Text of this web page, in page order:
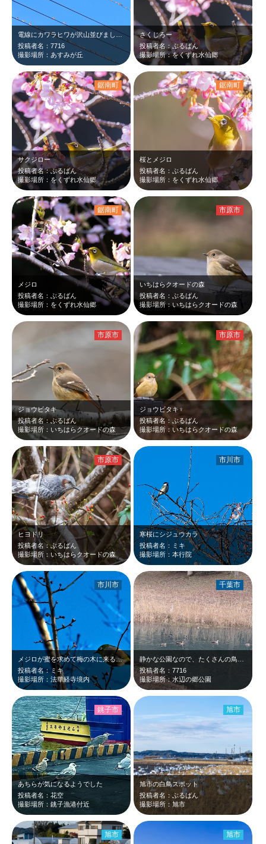
電線にカワラヒワが沢山並びました。五線譜に♫のようで面白いです。
投稿者名：7716
撮影場所：あすみが丘
さくじろー
投稿者名：ぶるばん
撮影場所：をくずれ水仙郷
サクジロー
投稿者名：ぶるばん
撮影場所：をくずれ水仙郷
鋸南町
桜とメジロ
投稿者名：ぶるばん
撮影場所：をくずれ水仙郷
鋸南町
メジロ
投稿者名：ぶるばん
撮影場所：をくずれ水仙郷
鋸南町
いちはらクオードの森
投稿者名：ぶるばん
撮影場所：いちはらクオードの森
市原市
ジョウビタキ
投稿者名：ぶるばん
撮影場所：いちはらクオードの森
市原市
ジョウビタキ♀
投稿者名：ぶるばん
撮影場所：いちはらクオードの森
市原市
ヒヨドリ
投稿者名：ぶるばん
撮影場所：いちはらクオードの森
市原市
寒桜にシジュウカラ
投稿者名：ミキ
撮影場所：本行院
市川市
メジロが蜜を求めて梅の木に来る季節になりました。
投稿者名：ミキ
撮影場所：法華経寺境内
市川市
投稿者名：7716
撮影場所：水辺の郷公園
千葉市
あちらが気になるようでした
投稿者名：花空
撮影場所：銚子漁港付近
銚子市
旭市の白鳥スポット
投稿者名：ぶるばん
撮影場所：旭市
旭市
旭市 旭市